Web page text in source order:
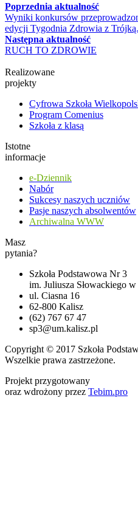
Poprzednia aktualność
Wyniki konkursów
edycji Tygodnia Zdrowia z Trójką.
Następna aktualność
RUCH TO ZDROWIE
Realizowane
projekty
Cyfrowa Szkoła
Program Comenius
Szkoła z klasą
Istotne
informacje
e-Dziennik
Nabór
Sukcesy naszych uczniów
Pasje naszych absolwentów
Archiwalna WWW
Masz
pytania?
Szkoła Podstawowa Nr 3
im. Juliusza Słowackiego
ul. Ciasna 16
62-800 Kalisz
(62) 767 67 47
sp3@um.kalisz.pl
Copyright © 2017 Szkoła
Wszelkie prawa zastrzeżone.
Projekt przygotowany
oraz wdrożony przez Tebim.pro